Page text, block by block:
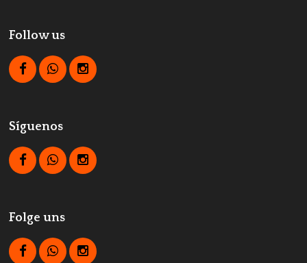
Follow us
Síguenos
Folge uns